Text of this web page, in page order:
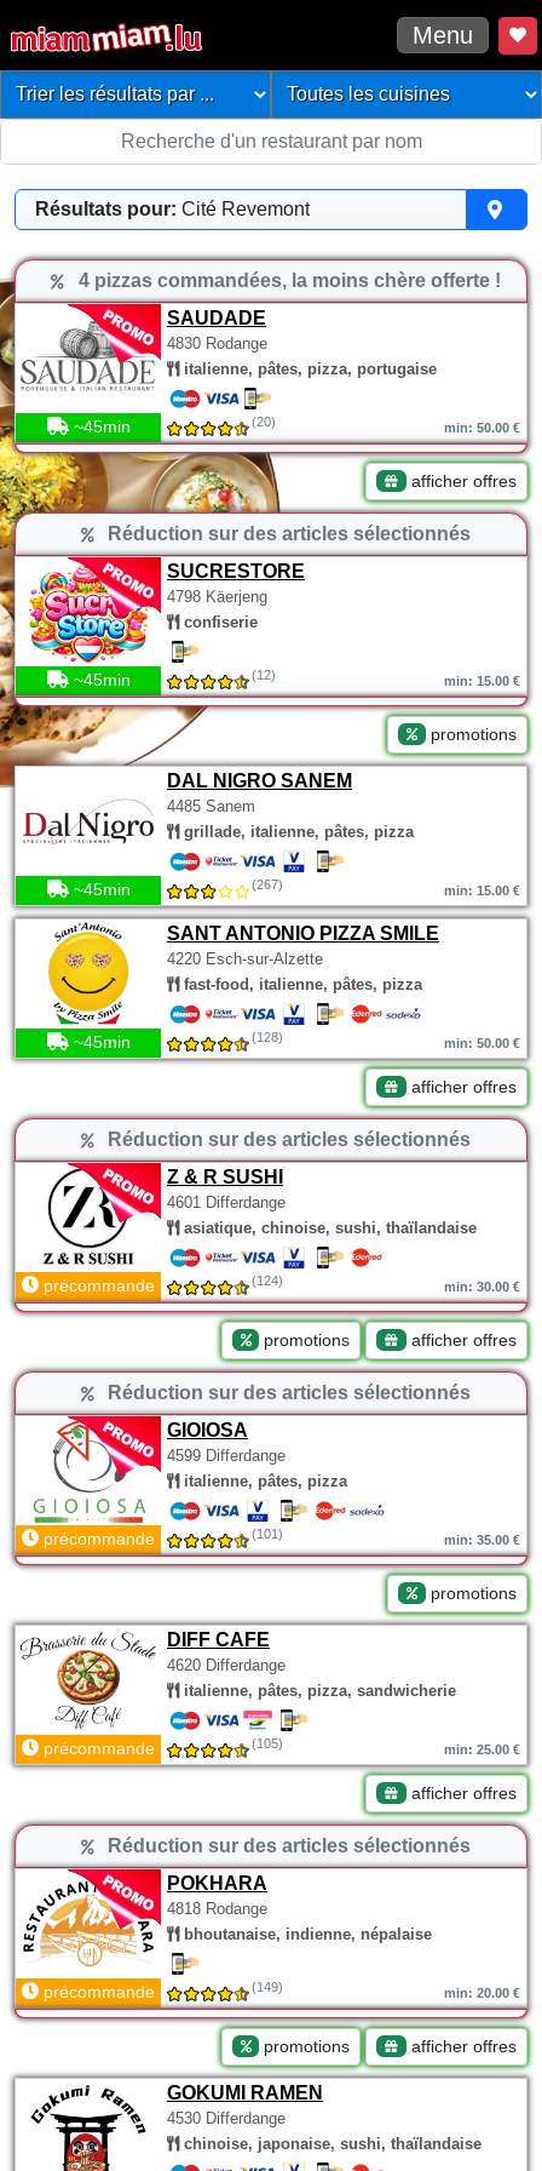
Menu
Résultats pour: Cité Revemont
4 pizzas commandées, la moins chère offerte !
SAUDADE
4830 Rodange
italienne, pâtes, pizza, portugaise
~45min (20) min: 50.00 €
afficher offres
Réduction sur des articles sélectionnés
SUCRESTORE
4798 Käerjeng
confiserie
~45min (12) min: 15.00 €
promotions
DAL NIGRO SANEM
4485 Sanem
grillade, italienne, pâtes, pizza
~45min (267) min: 15.00 €
SANT ANTONIO PIZZA SMILE
4220 Esch-sur-Alzette
fast-food, italienne, pâtes, pizza
~45min (128) min: 50.00 €
afficher offres
Réduction sur des articles sélectionnés
Z & R SUSHI
4601 Differdange
asiatique, chinoise, sushi, thaïlandaise
précommande (124) min: 30.00 €
promotions afficher offres
Réduction sur des articles sélectionnés
GIOIOSA
4599 Differdange
italienne, pâtes, pizza
précommande (101) min: 35.00 €
promotions
DIFF CAFE
4620 Differdange
italienne, pâtes, pizza, sandwicherie
précommande (105) min: 25.00 €
afficher offres
Réduction sur des articles sélectionnés
POKHARA
4818 Rodange
bhoutanaise, indienne, népalaise
précommande (149) min: 20.00 €
promotions afficher offres
GOKUMI RAMEN
4530 Differdange
chinoise, japonaise, sushi, thaïlandaise